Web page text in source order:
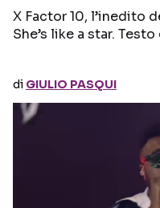
X Factor 10, l’inedito
She’s like a star.
di GIULIO PASQUI